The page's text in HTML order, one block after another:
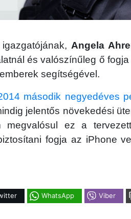
Angela
és valószínűleg ő
segítségével.
második negyedéves
jelentős növekedési
ez a tervezett
fogja az iPhone
WhatsApp Viber